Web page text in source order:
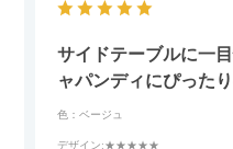
サイドテーブルに一
ャパンディにぴった
色：ベージュ
デザイン:★★★★★